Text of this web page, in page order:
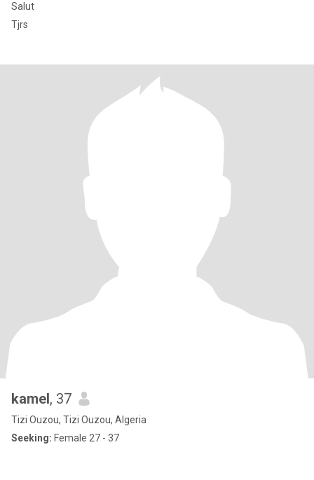
Salut
Tjrs
kamel, 37
Tizi Ouzou, Tizi Ouzou, Algeria
Seeking: Female 27 - 37